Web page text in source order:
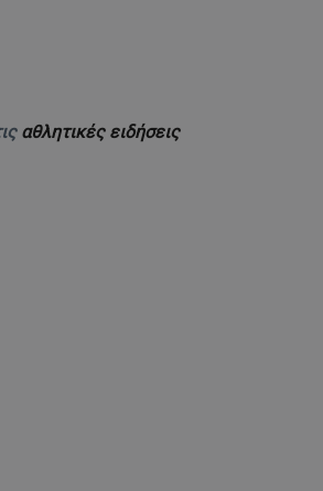
αθλητικές ειδήσεις